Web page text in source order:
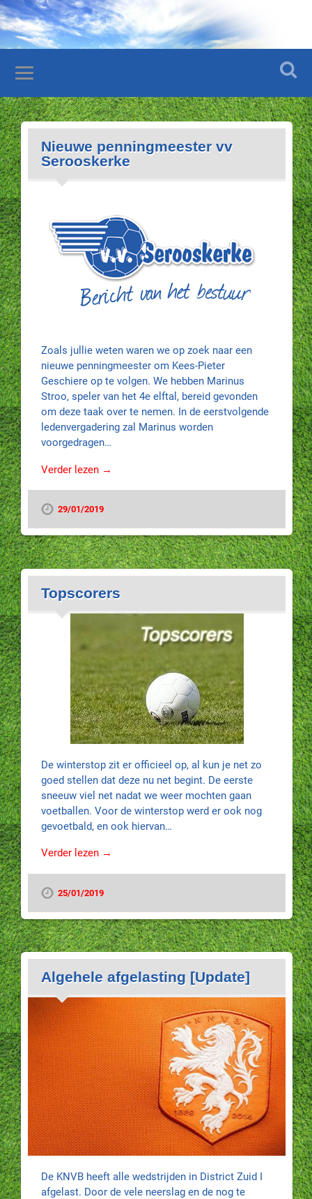
Nieuwe penningmeester vv
Serooskerke
Zoals jullie weten waren we op zoek naar een
nieuwe penningmeester om Kees-Pieter
Geschiere op te volgen. We hebben Marinus
Stroo, speler van het 4e elftal, bereid gevonden
om deze taak over te nemen. In de eerstvolgende
ledenvergadering zal Marinus worden
voorgedragen…
Verder lezen →
29/01/2019
Topscorers
De winterstop zit er officieel op, al kun je net zo
goed stellen dat deze nu net begint. De eerste
sneeuw viel net nadat we weer mochten gaan
voetballen. Voor de winterstop werd er ook nog
gevoetbald, en ook hiervan…
Verder lezen →
25/01/2019
Algehele afgelasting [Update]
De KNVB heeft alle wedstrijden in District Zuid I
afgelast. Door de vele neerslag en de nog te